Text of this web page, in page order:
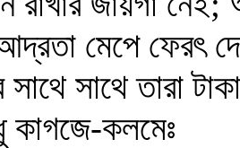
আদ্রতা মেপে ফেরৎ
সাথে সাথে তারা
কাগজে-কলমেঃ